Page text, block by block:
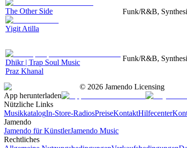
The Other Side
Yigit Atilla
Funk/R&B,
Dhikr | Trap Soul Music
Praz Khanal
Funk/R&B,
© 2026 Jamendo Licensing
App herunterladen
Nützliche Links
MusikkatalogIn-Store-RadiosPreiseKontaktHilfecenter
Jamendo
Jamendo für KünstlerJamendo Music
Rechtliches